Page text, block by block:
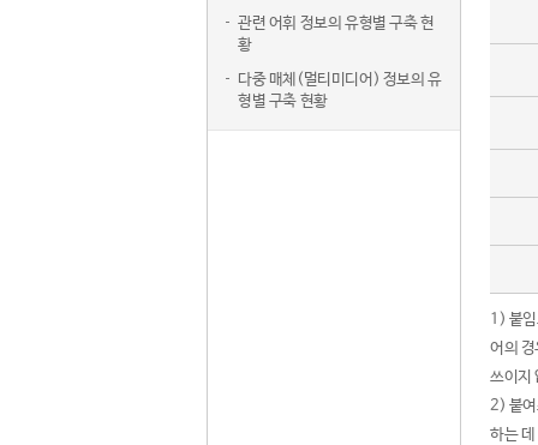
관련 어휘 정보의 유형별 구축 현
황
다중 매체(멀티미디어) 정보의 유
형별 구축 현황
1) 붙
어의
쓰이지
2) 붙여
하는